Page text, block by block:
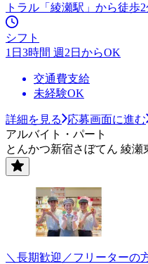
トラル「綾瀬駅」から徒歩2
シフト
1日3時間 週2日からOK
交通費支給
未経験OK
詳細を見る
応募画面に進む
アルバイト・パート
とんかつ新宿さぼてん 綾瀬
＼長期歓迎／フリーターの